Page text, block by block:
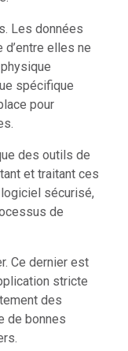
Les données
d’entre elles ne
spécifique
pour
des outils de
et traitant ces
sécurisé,
de
Ce dernier est
stricte
des
de bonnes